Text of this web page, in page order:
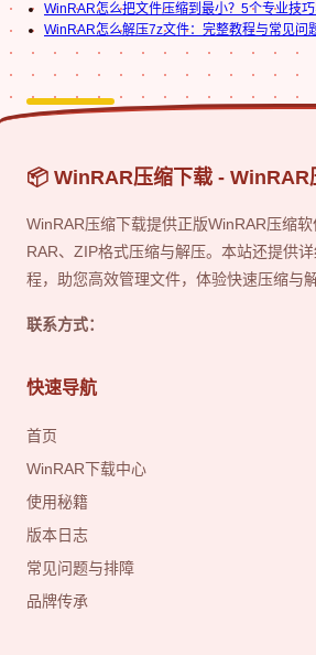
WinRAR怎么把文件压缩到最小？5个专业技
WinRAR怎么解压7z文件：完整教程与常见问
📦 WinRAR压缩下载 - WinRAR
WinRAR压缩下载提供正版WinRAR压缩
RAR、ZIP格式压缩与解压。本站还提供
程，助您高效管理文件，体验快速压缩与解
联系方式：
快速导航
首页
WinRAR下载中心
使用秘籍
版本日志
常见问题与排障
品牌传承